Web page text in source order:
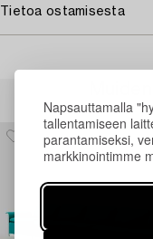
Napsauttamalla
tallentamiseen
parantamiseksi,
markkinointimme
Tietoa ostamisesta